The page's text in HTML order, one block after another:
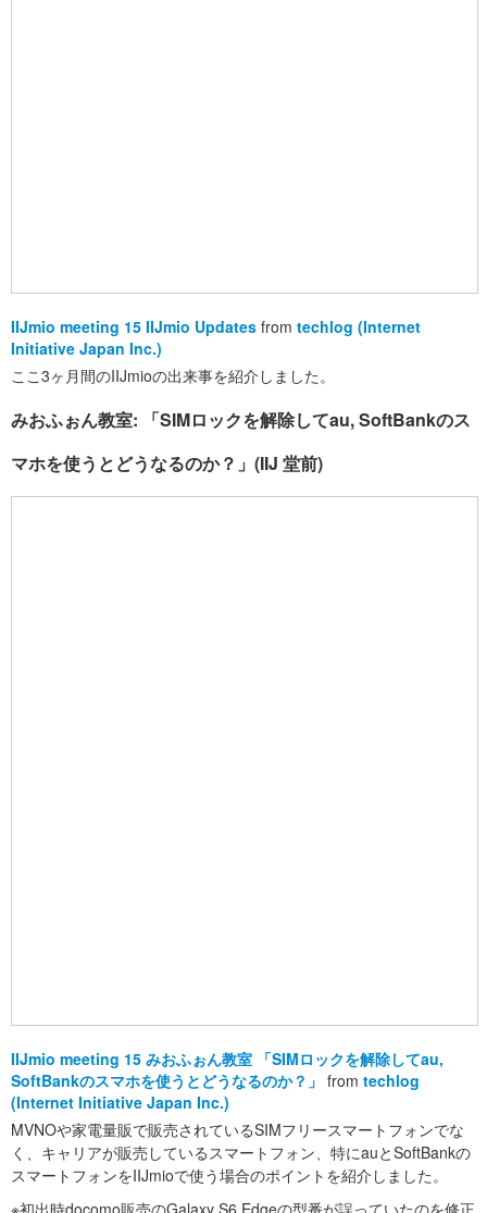
IIJmio meeting 15 IIJmio Updates from techlog (Internet
Initiative Japan Inc.)
ここ3ヶ月間のIIJmioの出来事を紹介しました。
みおふぉん教室: 「SIMロックを解除してau, SoftBankのス
マホを使うとどうなるのか？」(IIJ 堂前)
IIJmio meeting 15 みおふぉん教室 「SIMロックを解除してau,
SoftBankのスマホを使うとどうなるのか？」 from techlog
(Internet Initiative Japan Inc.)
MVNOや家電量販で販売されているSIMフリースマートフォンでな
く、キャリアが販売しているスマートフォン、特にauとSoftBankの
スマートフォンをIIJmioで使う場合のポイントを紹介しました。
※初出時docomo販売のGalaxy S6 Edgeの型番が誤っていたのを修正